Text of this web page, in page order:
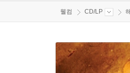
웰컴 CD/LP